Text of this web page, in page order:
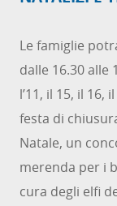
Le famiglie
dalle 16.30 alle
l’11, il 15, il 16,
festa di
Natale, un
merenda per i
cura degli elfi